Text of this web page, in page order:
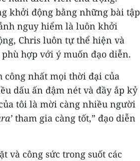
khởi động bằng những bài tập
nguy hiểm là luôn khởi
Chris luôn tự thể hiện và
hợp với ý muốn đạo diễn.
công nhất mọi thời đại của
dấu ấn đậm nét và đầy ắp kỷ
tôi là mời càng nhiều người
tham gia càng tốt,” đạo diễn
và công sức trong suốt các